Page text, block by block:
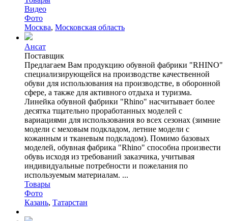
Видео
Фото
Москва, Московская область
Ансат
Поставщик
Предлагаем Вам продукцию обувной фабрики "RHINO"
специализирующейся на производстве качественной
обуви для использования на производстве, в оборонной
сфере, а также для активного отдыха и туризма.
Линейка обувной фабрики "Rhino" насчитывает более
десятка тщательно проработанных моделей с
вариациями для использования во всех сезонах (зимние
модели с меховым подкладом, летние модели с
кожанным и тканевым подкладом). Помимо базовых
моделей, обувная фабрика "Rhino" способна произвести
обувь исходя из требований заказчика, учитывая
индивидуальные потребности и пожелания по
используемым материалам. ...
Товары
Фото
Казань, Татарстан